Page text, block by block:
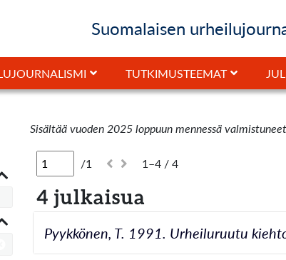
Suomalaisen
TUTKIMUSTEEMAT
Sisältää vuoden 2025 loppuun mennessä
/1 1–4 / 4
4 julkaisua
Pyykkönen, T. 1991. Urheiluruutu